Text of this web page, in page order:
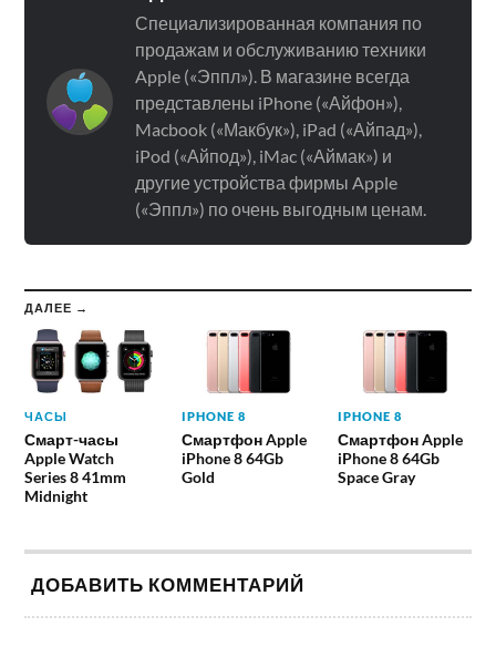
Специализированная компания по
продажам и обслуживанию техники
Apple («Эппл»). В магазине всегда
представлены iPhone («Айфон»),
Macbook («Макбук»), iPad («Айпад»),
iPod («Айпод»), iMac («Аймак») и
другие устройства фирмы Apple
(«Эппл») по очень выгодным ценам.
ДАЛЕЕ →
ЧАСЫ
Смарт-часы
Apple Watch
Series 8 41mm
Midnight
IPHONE 8
Смартфон Apple
iPhone 8 64Gb
Gold
IPHONE 8
Смартфон Apple
iPhone 8 64Gb
Space Gray
ДОБАВИТЬ КОММЕНТАРИЙ